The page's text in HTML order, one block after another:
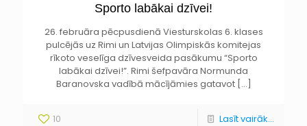
Sporto labākai dzīvei!
26. februāra pēcpusdienā Viesturskolas 6. klases
pulcējās uz Rimi un Latvijas Olimpiskās komitejas
rīkoto veselīga dzīvesveida pasākumu “Sporto
labākai dzīvei!”. Rimi šefpavāra Normunda
Baranovska vadībā mācījāmies gatavot[…]
10 Lasīt vairāk...